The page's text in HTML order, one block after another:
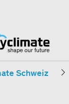
Schweiz